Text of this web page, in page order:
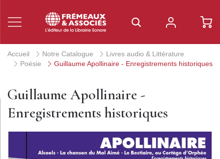
Accueil Notre Catalogue
Livres audio & Littérature
Poésie
Guillaume Apollinaire - Enregistrements historiques
Guillaume Apollinaire -
Enregistrements historiques